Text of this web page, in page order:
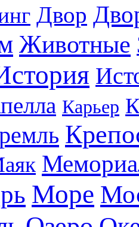
Двор
Животные
Карьер
Море